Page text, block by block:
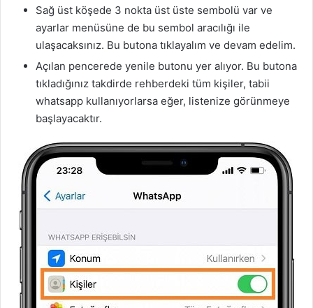
Sağ üst köşede 3 nokta üst üste sembolü var ve
ayarlar menüsüne de bu sembol aracılığı ile
ulaşacaksınız. Bu butona tıklayalım ve devam edelim.
Açılan pencerede yenile butonu yer alıyor. Bu butona
tıkladığınız takdirde rehberdeki tüm kişiler, tabii
whatsapp kullanıyorlarsa eğer, listenize görünmeye
başlayacaktır.